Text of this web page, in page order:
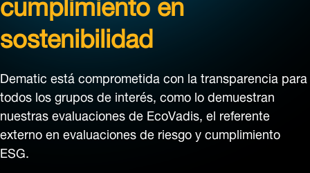
sostenibilidad
Dematic está comprometida con la transparencia para
todos los grupos de interés, como lo demuestran
nuestras evaluaciones de EcoVadis, el referente
externo en evaluaciones de riesgo y cumplimiento
ESG.